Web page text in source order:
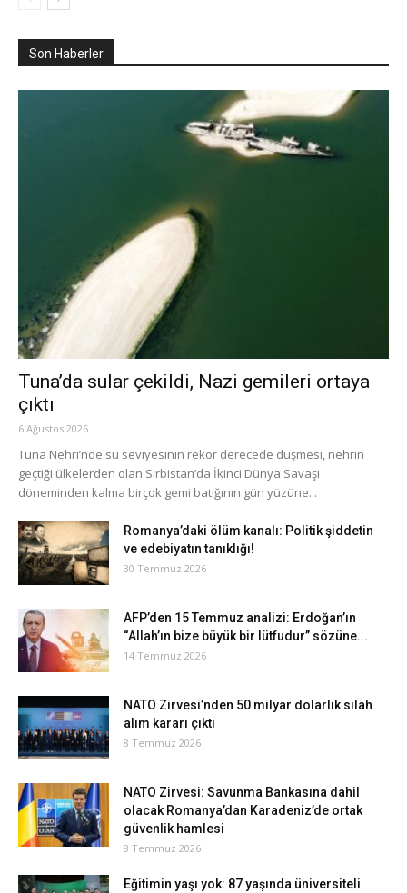
Son Haberler
Tuna’da sular çekildi, Nazi gemileri ortaya
çıktı
6 Ağustos 2026
Tuna Nehri’nde su seviyesinin rekor derecede düşmesi, nehrin
geçtiği ülkelerden olan Sırbistan’da İkinci Dünya Savaşı
döneminden kalma birçok gemi batığının gün yüzüne...
Romanya’daki ölüm kanalı: Politik şiddetin
ve edebiyatın tanıklığı!
30 Temmuz 2026
AFP’den 15 Temmuz analizi: Erdoğan’ın
“Allah’ın bize büyük bir lütfudur” sözüne...
14 Temmuz 2026
NATO Zirvesi’nden 50 milyar dolarlık silah
alım kararı çıktı
8 Temmuz 2026
NATO Zirvesi: Savunma Bankasına dahil
olacak Romanya’dan Karadeniz’de ortak
güvenlik hamlesi
8 Temmuz 2026
Eğitimin yaşı yok: 87 yaşında üniversiteli